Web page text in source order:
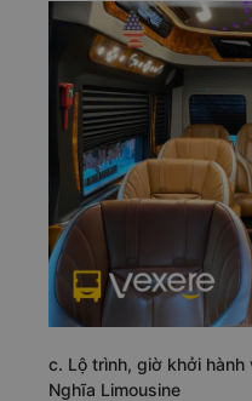
c. Lộ trình, giờ khởi
Nghĩa Limousine